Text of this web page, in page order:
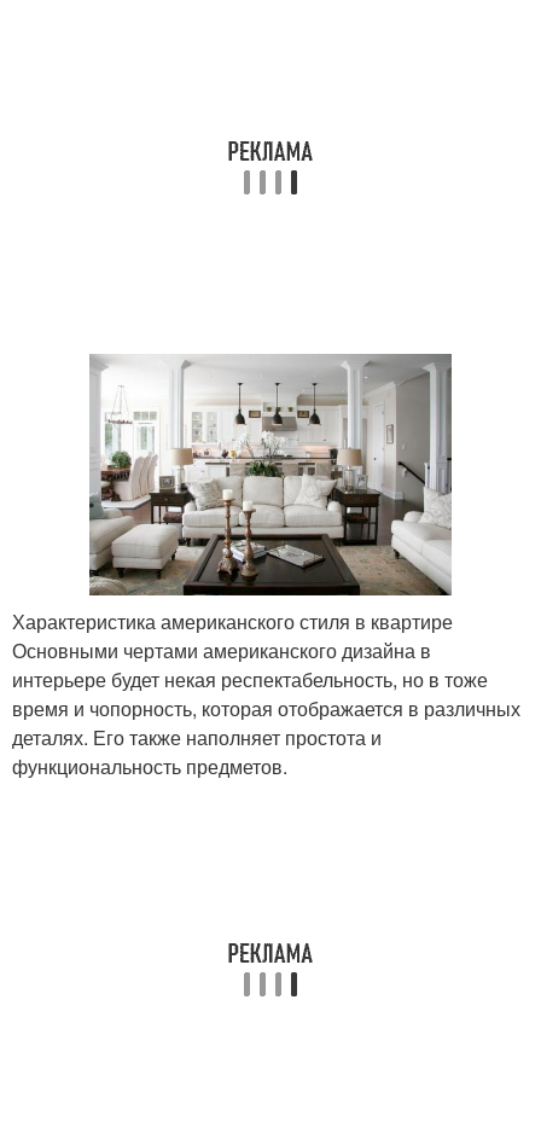
Характеристика американского стиля в квартире
Основными чертами американского дизайна в
интерьере будет некая респектабельность, но в тоже
время и чопорность, которая отображается в различных
деталях. Его также наполняет простота и
функциональность предметов.